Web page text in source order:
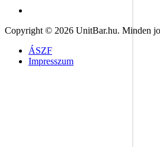
Copyright © 2026 UnitBar.hu. Minden
ÁSZF
Impresszum